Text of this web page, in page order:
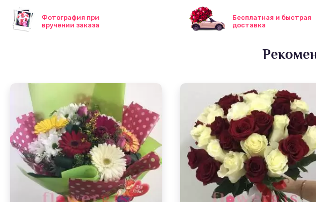
Фотография при
вручении заказа
Бесплатная и быстрая
доставка